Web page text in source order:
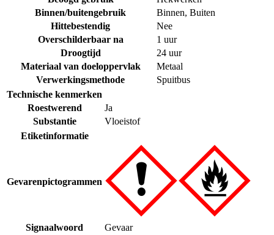
Binnen/buitengebruik
Binnen, Buiten
Hittebestendig
Nee
Overschilderbaar na
1 uur
Droogtijd
24 uur
Materiaal van doeloppervlak
Metaal
Verwerkingsmethode
Spuitbus
Technische kenmerken
Roestwerend
Ja
Substantie
Vloeistof
Etiketinformatie
Gevarenpictogrammen
Signaalwoord Gevaar